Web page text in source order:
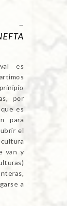
–
es
por
es
para
el
van y
a